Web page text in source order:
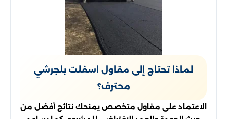
لماذا تحتاج إلى مقاول اسفلت بلجرشي
محترف؟
الاعتماد على مقاول متخصص يمنحك نتائج أفضل من